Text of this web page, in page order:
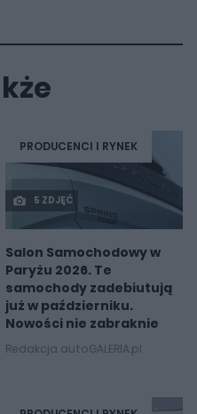
PRODUCENCI I RYNEK
5 ZDJĘĆ
Salon Samochodowy w
Paryżu 2026. Te
samochody zadebiutują
już w październiku.
Nowości nie zabraknie
Redakcja autoGALERIA.pl